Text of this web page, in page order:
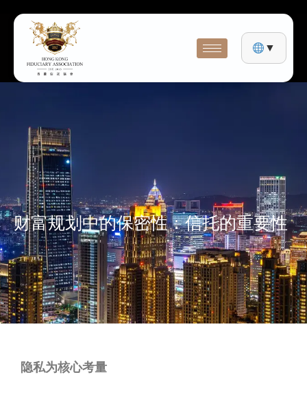
▼
财富规划中的保密性：信托的重要性
隐私为核心考量